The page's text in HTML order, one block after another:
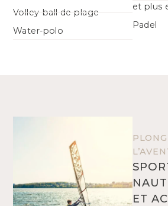
Volley-ball de plage
Water-polo
et plus
Padel
ET